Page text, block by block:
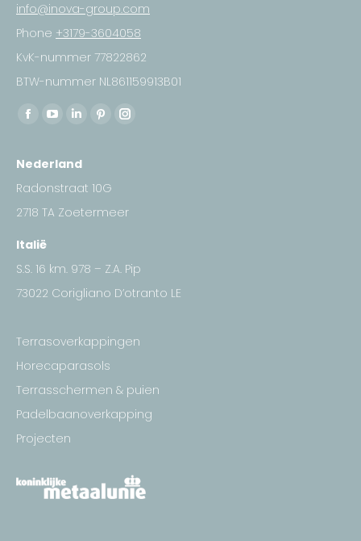
info@inova-group.com
Phone +3179-3604058
KvK-nummer 77822862
BTW-nummer NL861159913B01
Find us on:
Facebook
opens
in
new
YouTube
opens
in
new
Linkedin
opens
in
new
Pinterest
in
new
Instagram
new
Nederland
Radonstraat 10G
2718 TA Zoetermeer
Italië
S.S. 16 km. 978 – Z.A. Pip
73022 Corigliano D’otranto LE
Terrasoverkappingen
Horecaparasols
Terrasschermen & puien
Padelbaanoverkapping
Projecten